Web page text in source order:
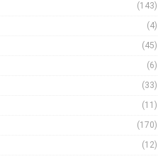
(143)
(4)
(45)
(6)
(33)
(11)
(170)
(12)